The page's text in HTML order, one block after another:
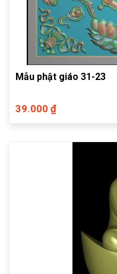
Mẫu phật giáo 31-23
39.000 ₫